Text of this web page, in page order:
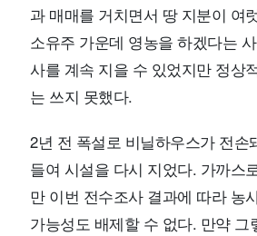
과 매매를 거치면서 땅 지분이 여
소유주 가운데 영농을 하겠다는
사를 계속 지을 수 있었지만 정상
는 쓰지 못했다.
2년 전 폭설로 비닐하우스가 전손
들여 시설을 다시 지었다. 가까스
만 이번 전수조사 결과에 따라 농
가능성도 배제할 수 없다. 만약 그